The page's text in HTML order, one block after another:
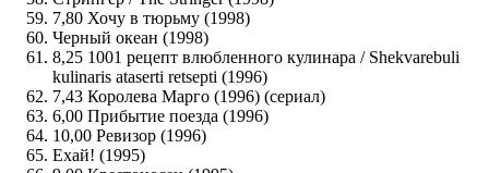
7,80 Хочу в тюрьму (1998)
Черный океан (1998)
8,25 1001 рецепт влюбленного кулинара / Shekvarebuli
kulinaris ataserti retsepti (1996)
7,43 Королева Марго (1996) (сериал)
6,00 Прибытие поезда (1996)
10,00 Ревизор (1996)
Ехай! (1995)